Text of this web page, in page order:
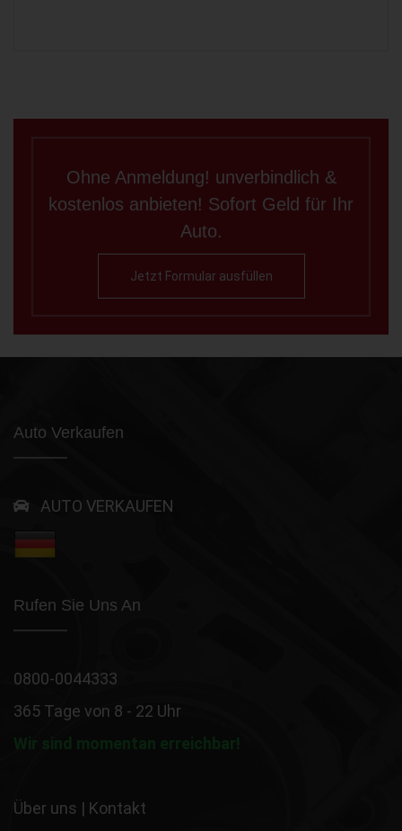
Ohne Anmeldung! unverbindlich &
kostenlos anbieten! Sofort Geld für Ihr
Auto.
Jetzt Formular ausfüllen
Auto Verkaufen
AUTO VERKAUFEN
Rufen Sie Uns An
0800-0044333
365 Tage von 8 - 22 Uhr
Wir sind momentan erreichbar!
Über uns | Kontakt